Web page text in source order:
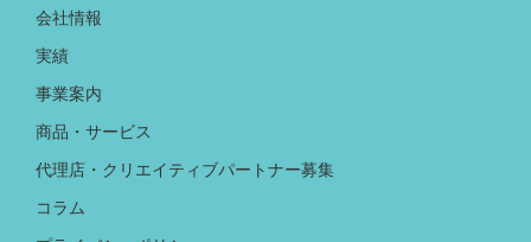
会社情報
実績
事業案内
商品・サービス
代理店・クリエイティブパートナー募集
コラム